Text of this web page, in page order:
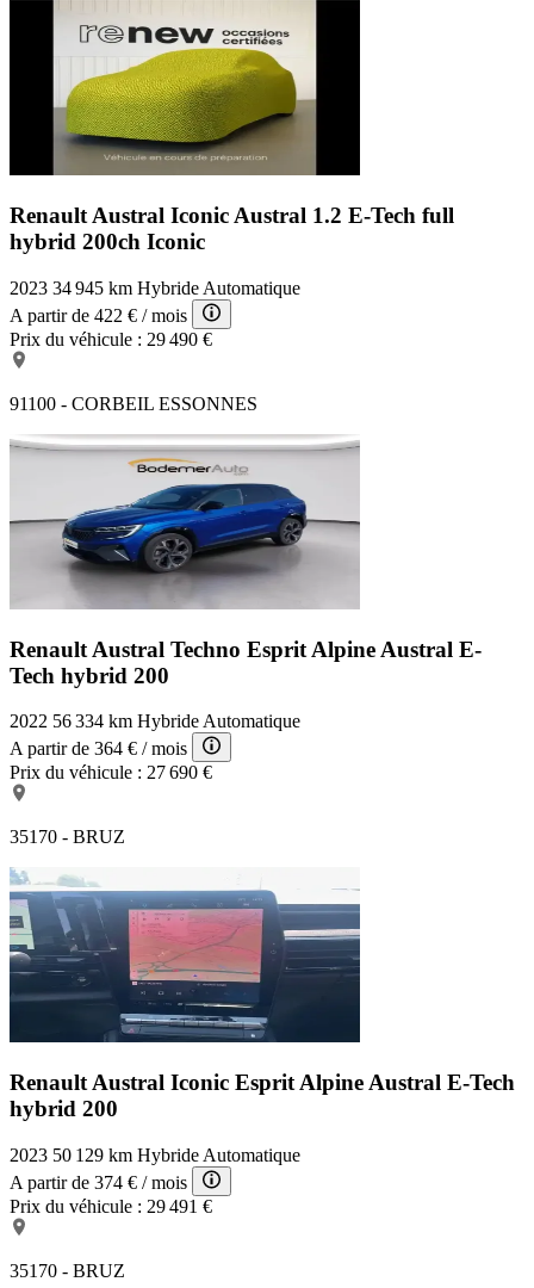
Renault Austral Iconic Austral 1.2 E-Tech full
hybrid 200ch Iconic
2023 34 945 km Hybride Automatique
A partir de 422 € / mois
Prix du véhicule : 29 490 €
91100 - CORBEIL ESSONNES
Renault Austral Techno Esprit Alpine Austral E-
Tech hybrid 200
2022 56 334 km Hybride Automatique
A partir de 364 € / mois
Prix du véhicule : 27 690 €
35170 - BRUZ
Renault Austral Iconic Esprit Alpine Austral E-Tech
hybrid 200
2023 50 129 km Hybride Automatique
A partir de 374 € / mois
Prix du véhicule : 29 491 €
35170 - BRUZ